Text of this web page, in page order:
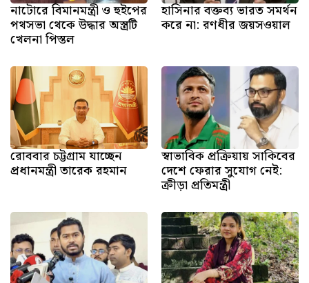
নাটোরে বিমানমন্ত্রী ও হুইপের
পথসভা থেকে উদ্ধার অস্ত্রটি
খেলনা পিস্তল
হাসিনার বক্তব্য ভারত সমর্থন
করে না: রণধীর জয়সওয়াল
রোববার চট্টগ্রাম যাচ্ছেন
প্রধানমন্ত্রী তারেক রহমান
স্বাভাবিক প্রক্রিয়ায় সাকিবের
দেশে ফেরার সুযোগ নেই:
ক্রীড়া প্রতিমন্ত্রী